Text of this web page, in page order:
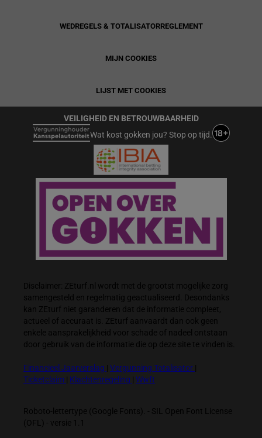
WEDREGELS & TOTALISATORREGLEMENT
MIJN COOKIES
LIJST MET COOKIES
VEILIGHEID EN BETROUWBAARHEID
Wat kost gokken jou? Stop op tijd.
Disclaimer: ZEturf.nl wordt met de grootst mogelijke zorg
samengesteld en regelmatig geactualiseerd. Desondanks
kan ZEturf niet garanderen dat de informatie compleet,
actueel of accuraat is. ZEturf aanvaardt dan ook geen
enkele aansprakelijkheid voor schade of nadeel ontstaan
door gebruik van de informatie die op deze site te vinden is.
Financieel Jaarverslag Vergunning Totalisator
Ticketclaim
Klachtenregeling Wwft
Roboto-lettertype (Google Fonts). - SIL Open Font License
(OFL) - versie 1.1